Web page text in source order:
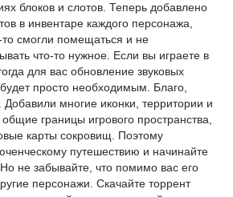
блоков и слотов. Теперь добавлено
в инвентаре каждого персонажа,
смогли помещаться и не
что-то нужное. Если вы играете в
для вас обновление звуковых
просто необходимым. Благо,
Добавили многие иконки, территории и
границы игрового пространства,
карты сокровищ. Поэтому
путешествию и начинайте
не забывайте, что помимо вас его
персонажи. Скачайте торрент